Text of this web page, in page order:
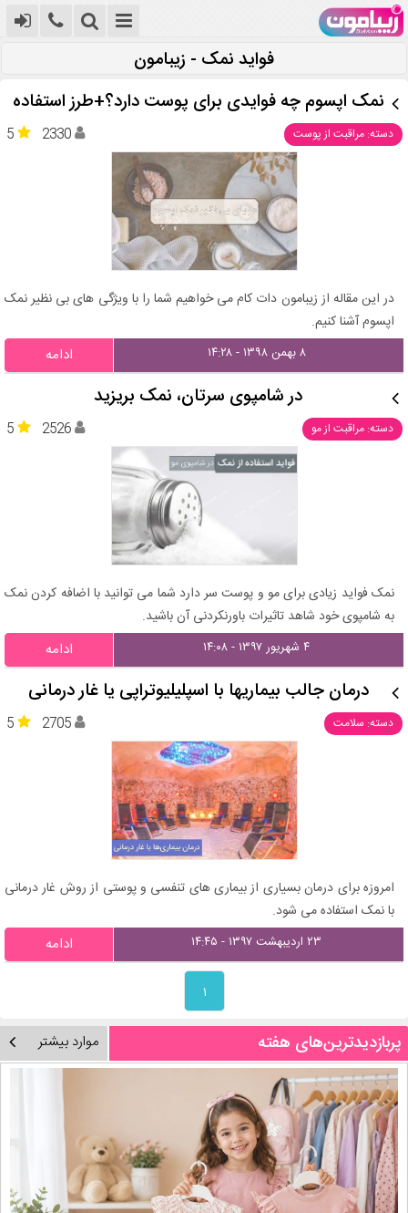
فواید نمک - زیبامون
نمک اپسوم چه فوایدی برای پوست دارد؟+طرز استفاده
دسته: مراقبت از پوست 5 2330
در این مقاله از زیبامون دات کام می خواهیم شما را با ویژگی های بی نظیر نمک
اپسوم آشنا کنیم.
۸ بهمن ۱۳۹۸ - ۱۴:۲۸ ادامه
در شامپوی سرتان، نمک بریزید
دسته: مراقبت از مو 5 2526
نمک فواید زیادی برای مو و پوست سر دارد شما می توانید با اضافه کردن نمک
به شامپوی خود شاهد تاثیرات باورنکردنی آن باشید.
۴ شهریور ۱۳۹۷ - ۱۴:۰۸ ادامه
درمان جالب بیماریها با اسپلیلیوتراپی یا غار درمانی
دسته: سلامت 5 2705
امروزه برای درمان بسیاری از بیماری های تنفسی و پوستی از روش غار درمانی
با نمک استفاده می شود.
۲۳ اردیبهشت ۱۳۹۷ - ۱۴:۴۵ ادامه
۱
پربازدیدترین‌های هفته موارد بیشتر